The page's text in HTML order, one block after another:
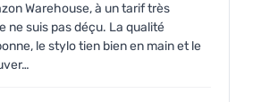
Warehouse, à un tarif très
ne suis pas déçu. La qualité
le stylo tien bien en main et le